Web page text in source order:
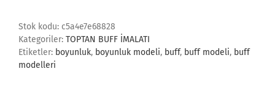
Stok kodu: c5a4e7e68828
Kategoriler: TOPTAN BUFF İMALATI
Etiketler: boyunluk, boyunluk modeli, buff, buff modeli, buff
modelleri